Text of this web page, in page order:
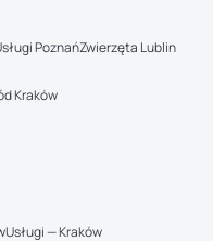
PoznańZwierzęta Lublin
Kraków
Usługi — Kraków